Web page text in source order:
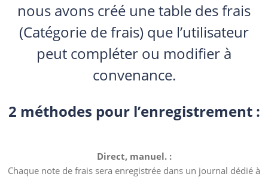
nous avons créé une table des frais
(Catégorie de frais) que l’utilisateur
peut compléter ou modifier à
convenance.
2 méthodes pour l’enregistrement :
Direct, manuel. :
Chaque note de frais sera enregistrée dans un journal dédié à